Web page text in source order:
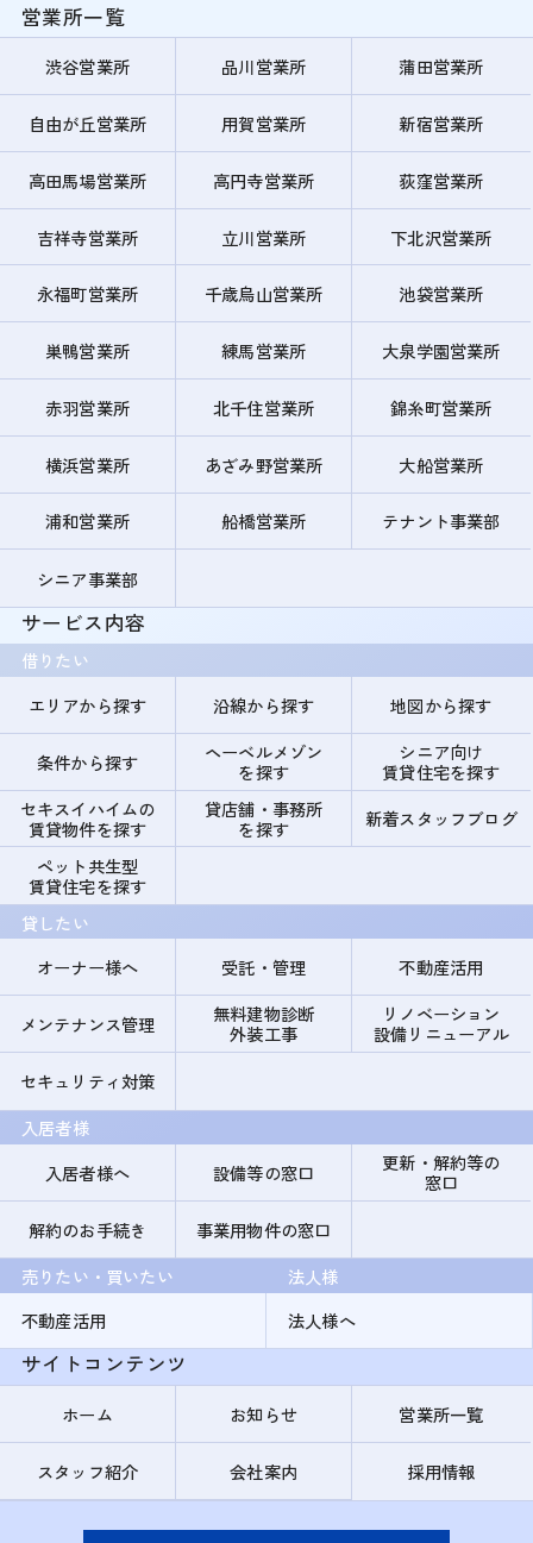
営業所一覧
渋谷営業所 品川営業所 蒲田営業所
自由が丘営業所 用賀営業所 新宿営業所
高田馬場営業所 高円寺営業所 荻窪営業所
吉祥寺営業所 立川営業所 下北沢営業所
永福町営業所 千歳烏山営業所 池袋営業所
巣鴨営業所 練馬営業所 大泉学園営業所
赤羽営業所 北千住営業所 錦糸町営業所
横浜営業所 あざみ野営業所 大船営業所
浦和営業所 船橋営業所 テナント事業部
シニア事業部
サービス内容
借りたい
エリアから探す
沿線から探す 地図から探す
条件から探す
ヘーベルメゾン
を探す
シニア向け
賃貸住宅を探す
セキスイハイムの
賃貸物件を探す
貸店舗・事務所
を探す
新着スタッフブログ
ペット共生型
賃貸住宅を探す
貸したい
オーナー様へ
受託・管理 不動産活用
メンテナンス管理
無料建物診断
外装工事
リノベーション
設備リニューアル
セキュリティ対策
入居者様
入居者様へ
設備等の窓口
更新・解約等の
窓口
解約のお手続き
事業用物件の窓口
売りたい・買いたい
不動産活用
法人様
法人様へ
サイトコンテンツ
ホーム お知らせ 営業所一覧
スタッフ紹介 会社案内 採用情報